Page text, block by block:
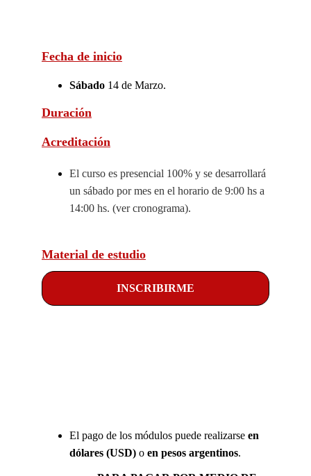
Duración
Fecha de inicio
Sábado 14 de Marzo.
El curso es presencial 100% y se desarrollará
un sábado por mes en el horario de 9:00 hs a
14:00 hs. (ver cronograma).
Acreditación
El pago de los módulos puede realizarse en
dólares (USD) o en pesos argentinos.
Material de estudio
INSCRIBIRME